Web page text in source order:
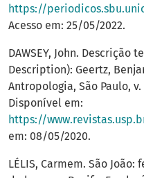
https://periodicos.sbu.unicamp.br/
Acesso em: 25/05/2022.
DAWSEY, John. Descrição
Description): Geertz,
Antropologia, São Paulo, v.
Disponível em:
https://
em: 08/05/2020.
LÉLIS, Carmem. São